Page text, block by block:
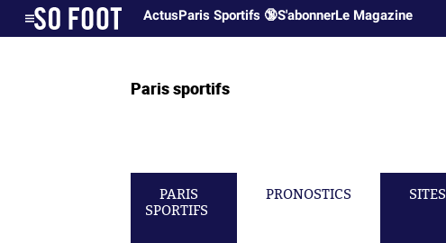
ActusParis Sportifs 🔞S'abonnerLe Magazine
Paris sportifs
PARIS
SPORTIFS
PRONOSTICS SITES